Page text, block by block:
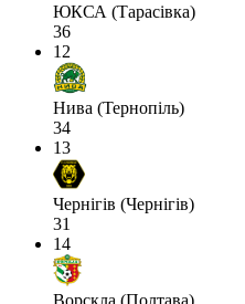
ЮКСА (Тарасівка)
36
12
Нива (Тернопіль)
34
13
Чернігів (Чернігів)
31
14
Ворскла (Полтава)